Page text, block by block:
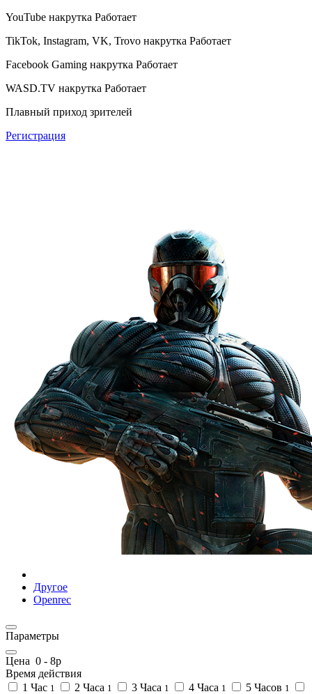
YouTube накрутка Работает
TikTok, Instagram, VK, Trovo накрутка Работает
Facebook Gaming накрутка Работает
WASD.TV накрутка Работает
Плавный приход зрителей
Регистрация
Другое
Openrec
Параметры
Цена 0 - 8р
Время действия
1 Час 1 2 Часа 1 3 Часа 1 4 Часа 1 5 Часов 1